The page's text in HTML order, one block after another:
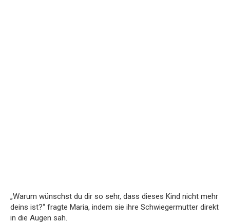
„Warum wünschst du dir so sehr, dass dieses Kind nicht mehr
deins ist?“ fragte Maria, indem sie ihre Schwiegermutter direkt
in die Augen sah.